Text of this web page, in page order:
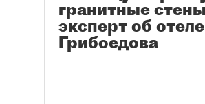
гранитные
эксперт об
Грибоедова